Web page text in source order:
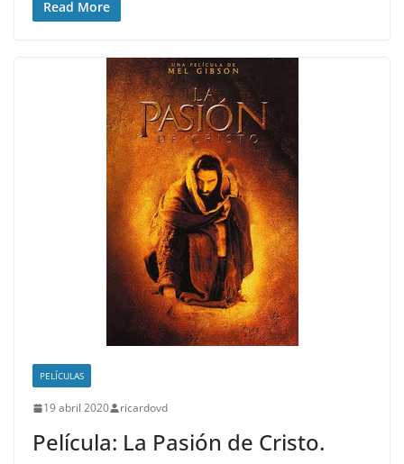
Read More
PELÍCULAS
19 abril 2020 ricardovd
Película: La Pasión de Cristo.